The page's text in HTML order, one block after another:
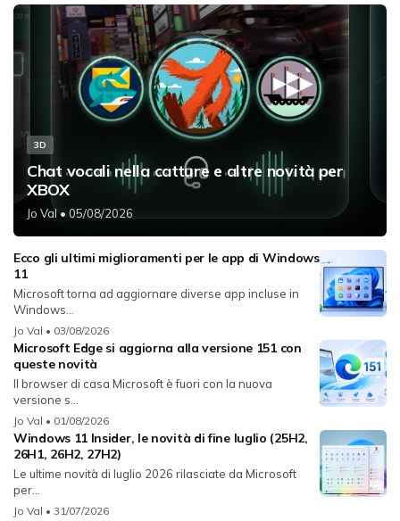
3D
Chat vocali nella catture e altre novità per
XBOX
Jo Val• 05/08/2026
Ecco gli ultimi miglioramenti per le app di Windows
11
Microsoft torna ad aggiornare diverse app incluse in
Windows...
Jo Val • 03/08/2026
Microsoft Edge si aggiorna alla versione 151 con
queste novità
Il browser di casa Microsoft è fuori con la nuova
versione s...
Jo Val • 01/08/2026
Windows 11 Insider, le novità di fine luglio (25H2,
26H1, 26H2, 27H2)
Le ultime novità di luglio 2026 rilasciate da Microsoft
per...
Jo Val • 31/07/2026